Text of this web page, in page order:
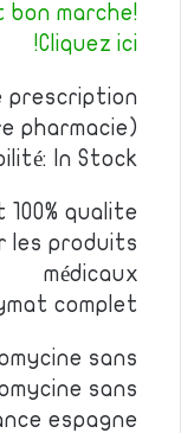
marche!
Cliquez ici!
prescription
pharmacie)
In Stock!
100% qualite
les produits
médicaux
complet
sans
sans
espagne